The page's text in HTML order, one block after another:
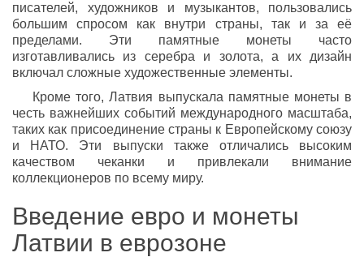
писателей, художников и музыкантов, пользовались
большим спросом как внутри страны, так и за её
пределами. Эти памятные монеты часто
изготавливались из серебра и золота, а их дизайн
включал сложные художественные элементы.
Кроме того, Латвия выпускала памятные монеты в
честь важнейших событий международного масштаба,
таких как присоединение страны к Европейскому союзу
и НАТО. Эти выпуски также отличались высоким
качеством чеканки и привлекали внимание
коллекционеров по всему миру.
Введение евро и монеты
Латвии в еврозоне